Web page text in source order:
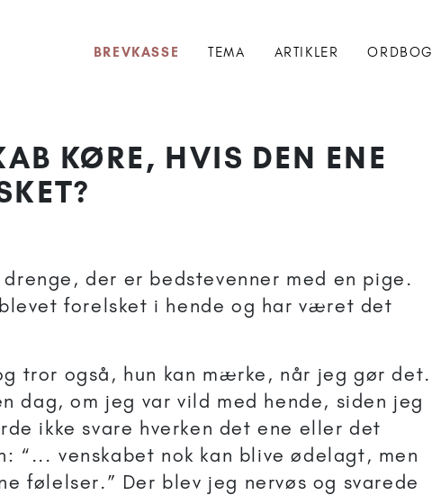
BREVKASSE TEMA ARTIKLER ORDBOG
KØRE, HVIS DEN ENE
der er bedstevenner med en pige.
forelsket i hende og har været det
tror også, hun kan mærke, når jeg gør det.
dag, om jeg var vild med hende, siden jeg
ikke svare hverken det ene eller det
“... venskabet nok kan blive ødelagt, men
følelser.” Der blev jeg nervøs og svarede